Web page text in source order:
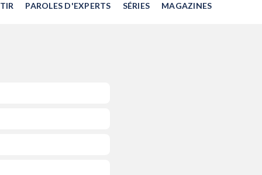
PAROLES D'EXPERTS SÉRIES MAGAZINES